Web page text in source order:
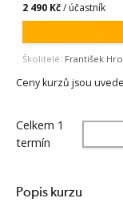
2 490 Kč/ účastník
Školitelé: František
Ceny kurzů jsou
Celkem 1
termín
Popis kurzu